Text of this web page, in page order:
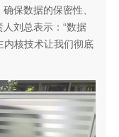
保数据的保密性、
刘总表示：“数据
内核技术让我们彻底